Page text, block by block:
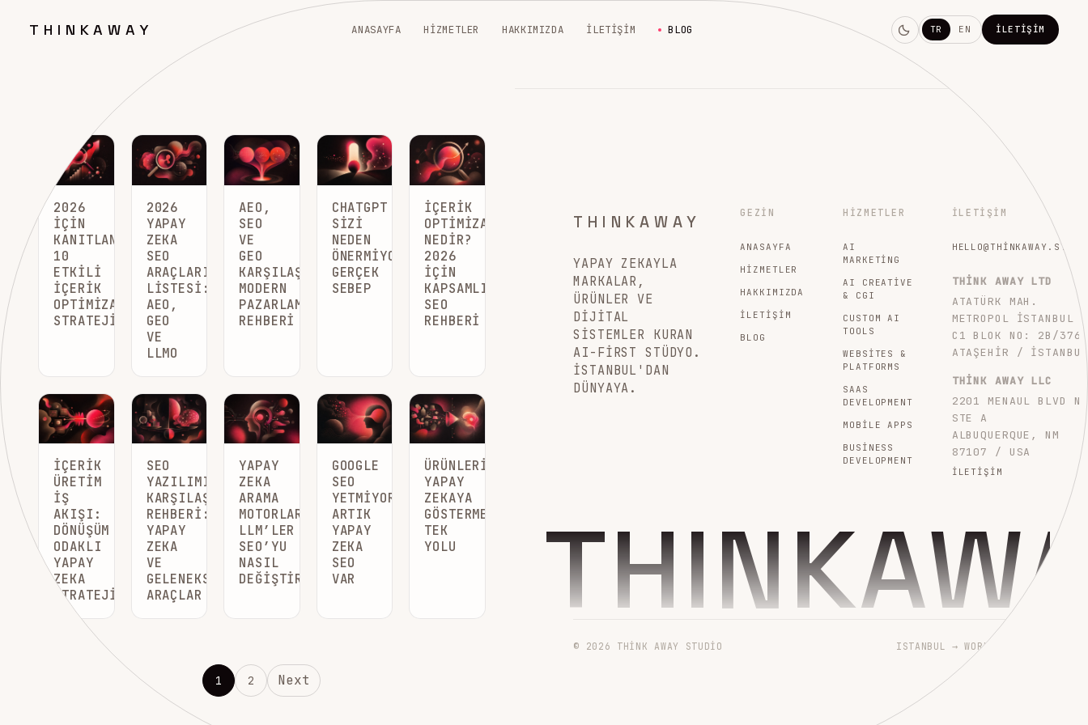
THINKAWAY ANASAYFA HIZMETLER HAKKIMIZDA İLETIŞIM BLOG TR EN İLETIŞIM
2026
İÇIN
KANITLANMIŞ
10
ETKILI
İÇERIK
OPTIMIZASYONU
STRATEJISI
2026
YAPAY
ZEKA
SEO
ARAÇLARI
LISTESI:
AEO,
GEO
VE
LLMO
AEO,
SEO
VE
GEO
KARŞILAŞTIRMASI:
MODERN
PAZARLAMACININ
REHBERI
CHATGPT
SIZI
NEDEN
ÖNERMIYOR?
GERÇEK
SEBEP
İÇERIK
OPTIMIZASYONU
NEDIR?
2026
İÇIN
KAPSAMLI
SEO
REHBERI
İÇERIK
ÜRETIM
İŞ
AKIŞI:
DÖNÜŞÜM
ODAKLI
YAPAY
ZEKA
STRATEJISI
SEO
YAZILIMI
KARŞILAŞTIRMA
REHBERI:
YAPAY
ZEKA
VE
GELENEKSEL
ARAÇLAR
YAPAY
ZEKA
ARAMA
MOTORLARI:
LLM’LER
SEO’YU
NASIL
DEĞIŞTIRIYOR?
GOOGLE
SEO
YETMIYOR:
ARTIK
YAPAY
ZEKA
SEO
VAR
ÜRÜNLERINIZI
YAPAY
ZEKAYA
GÖSTERMENIN
TEK
YOLU
POSTS PAGINATION 1 2 Next
THINKAWAY
YAPAY ZEKAYLA
MARKALAR,
ÜRÜNLER VE
DIJITAL
SISTEMLER KURAN
AI-FIRST STÜDYO.
İSTANBUL'DAN
DÜNYAYA.
GEZIN
ANASAYFA
HIZMETLER
HAKKIMIZDA
İLETIŞIM
BLOG
HIZMETLER
AI
MARKETING
AI CREATIVE
& CGI
CUSTOM AI
TOOLS
WEBSITES &
PLATFORMS
SAAS
DEVELOPMENT
MOBILE APPS
BUSINESS
DEVELOPMENT
İLETIŞIM
THINK AWAY LTD
ATATÜRK MAH.
METROPOL İSTANBUL
C1 BLOK NO: 2B/376
ATAŞEHIR / İSTANBUL
THINK AWAY LLC
2201 MENAUL BLVD NE
STE A
ALBUQUERQUE, NM
87107 / USA
İLETIŞIM
© 2026 THINK AWAY STUDIO ISTANBUL → WORLDWIDE